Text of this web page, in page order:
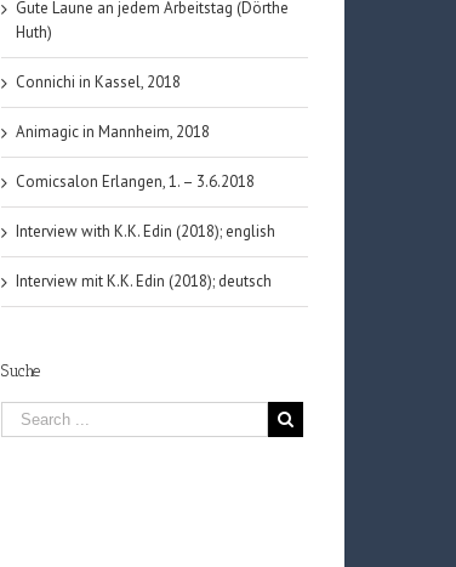
Gute Laune an jedem Arbeitstag (Dörthe
Huth)
Connichi in Kassel, 2018
Animagic in Mannheim, 2018
Comicsalon Erlangen, 1. – 3.6.2018
Interview with K.K. Edin (2018); english
Interview mit K.K. Edin (2018); deutsch
Suche